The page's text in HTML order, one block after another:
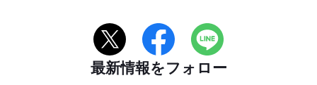
最新情報をフォロー